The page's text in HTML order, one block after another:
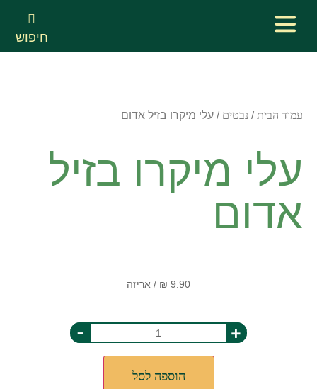
חיפוש
עמוד הבית / נבטים / עלי מיקרו בזיל אדום
עלי מיקרו בזיל
אדום
+
-
הוספה לסל